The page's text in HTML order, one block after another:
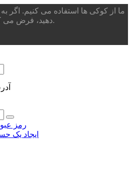
ما از کوکی ها استفاده می کنیم. اگر
دهید، فرض می کنیم که از آن راضی هستید.
رمز
ایجاد یک